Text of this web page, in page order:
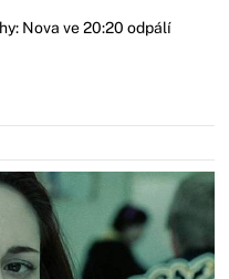
Nova ve 20:20 odpálí